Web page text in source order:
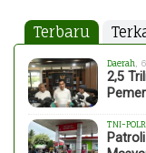
Terbaru
Daerah ,
2,5
TNI-